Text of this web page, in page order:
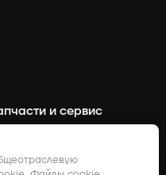
и сервис